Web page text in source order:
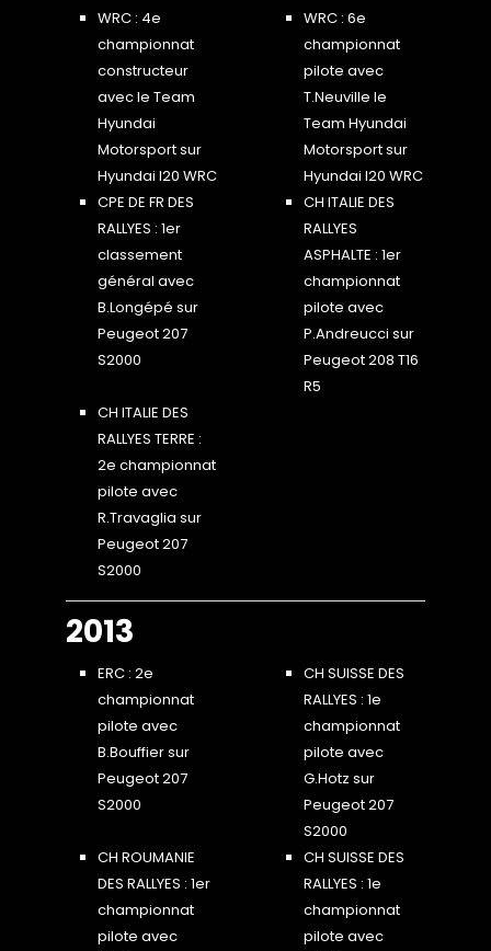
WRC : 4e
championnat
constructeur
avec le Team
Hyundai
Motorsport sur
Hyundai I20 WRC
WRC : 6e
championnat
pilote avec
T.Neuville le
Team Hyundai
Motorsport sur
Hyundai I20 WRC
CPE DE FR DES
RALLYES : 1er
classement
général avec
B.Longépé sur
Peugeot 207
S2000
CH ITALIE DES
RALLYES
ASPHALTE : 1er
championnat
pilote avec
P.Andreucci sur
Peugeot 208 T16
R5
CH ITALIE DES
RALLYES TERRE :
2e championnat
pilote avec
R.Travaglia sur
Peugeot 207
S2000
2013
ERC : 2e
championnat
pilote avec
B.Bouffier sur
Peugeot 207
S2000
CH SUISSE DES
RALLYES : 1e
championnat
pilote avec
G.Hotz sur
Peugeot 207
S2000
CH ROUMANIE
DES RALLYES : 1er
championnat
pilote avec
CH SUISSE DES
RALLYES : 1e
championnat
pilote avec